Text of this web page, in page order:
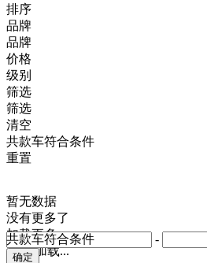
排序
品牌
品牌
价格
-
级别
共款车符合条件
筛选
筛选
清空
共款车符合条件
重置
暂无数据
没有更多了
加载更多
正在加载...